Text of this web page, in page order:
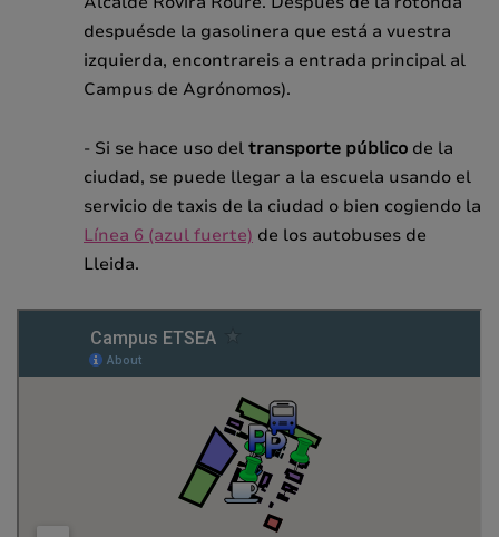
despuésde la gasolinera que está a vuestra
izquierda, encontrareis a entrada principal al
Campus de Agrónomos).
- Si se hace uso del transporte público de la
ciudad, se puede llegar a la escuela usando el
servicio de taxis de la ciudad o bien cogiendo la
Línea 6 (azul fuerte) de los autobuses de
Lleida.